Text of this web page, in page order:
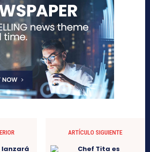
ARTÍCULO SIGUIENTE